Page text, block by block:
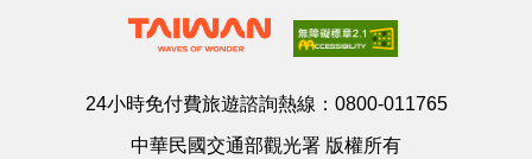
24小時免付費旅遊諮詢熱線： 0800-011765
中華民國交通部觀光署 版權所有